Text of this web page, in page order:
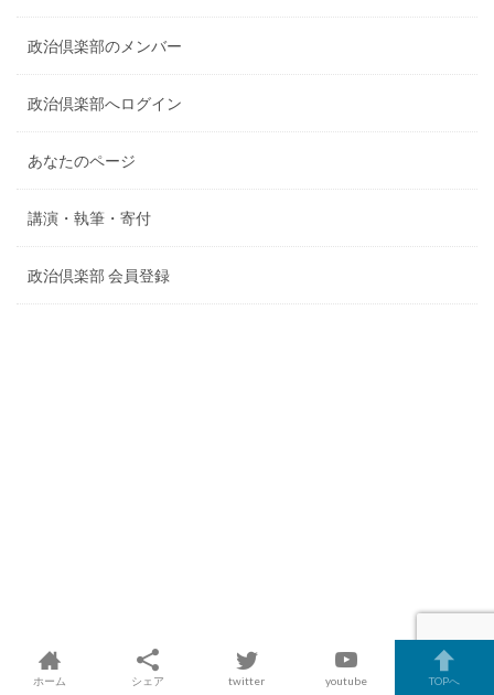
政治倶楽部のメンバー
政治倶楽部へログイン
あなたのページ
講演・執筆・寄付
政治倶楽部 会員登録
ホーム シェア twitter youtube TOPへ